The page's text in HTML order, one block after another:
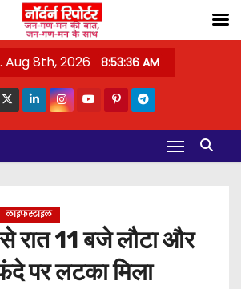
Aug 8th, 2026 8:53:37 AM
लाइफस्टाइल
से रात 11 बजे लौटा और
पर लटका मिला